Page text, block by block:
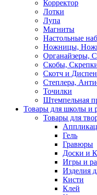
Корректор
Лотки
Лупа
Магниты
Настольные
Ножницы,
Органайзеры,
Скобы,
Скотч и
Степлера,
Точилки
Штемпельная
Товары для школы и
Товары для
Гель
Гравюры
Доски и
Игры и
Изделия
Кисти
Клей